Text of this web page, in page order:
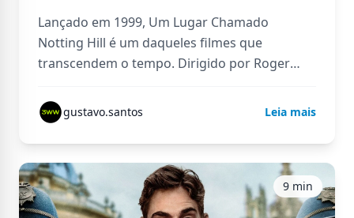
Lançado em 1999, Um Lugar Chamado
Notting Hill é um daqueles filmes que
transcendem o tempo. Dirigido por Roger
gustavo.santos Leia mais
9 min